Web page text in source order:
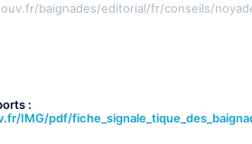
baignades/editorial/fr/conseils/
:
IMG/pdf/